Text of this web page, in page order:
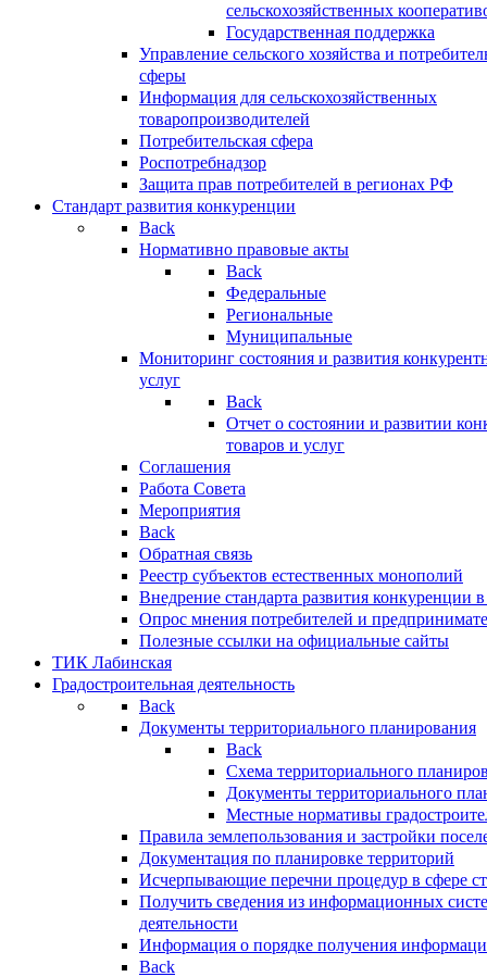
сельскохозяйственных
Государственная поддержка
Управление сельского хозяйства и
сферы
Информация для сельскохозяйственных
товаропроизводителей
Потребительская сфера
Роспотребнадзор
Защита прав потребителей в регионах РФ
Стандарт развития конкуренции
Back
Нормативно правовые акты
Back
Федеральные
Региональные
Муниципальные
Мониторинг состояния и развития
услуг
Back
Отчет о состоянии и развитии
товаров и услуг
Соглашения
Работа Совета
Мероприятия
Back
Обратная связь
Реестр субъектов естественных монополий
Внедрение стандарта развития конкуренции
Опрос мнения потребителей и
Полезные ссылки на официальные сайты
ТИК Лабинская
Градостроительная деятельность
Back
Документы территориального планирования
Back
Схема территориального
Документы территориального
Местные нормативы
Правила землепользования и застройки
Документация по планировке территорий
Исчерпывающие перечни процедур в сфере
Получить сведения из информационных
деятельности
Информация о порядке получения
Back